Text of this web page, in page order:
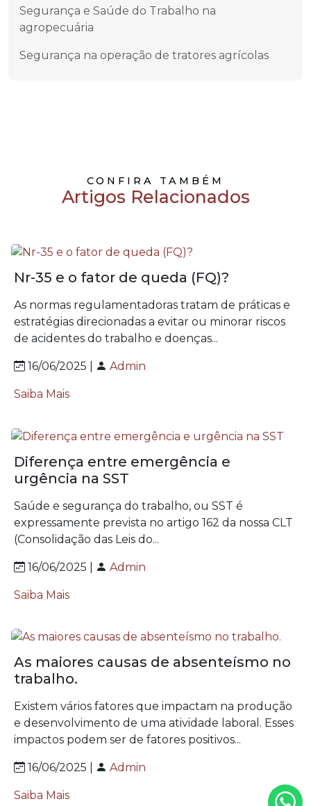
Segurança e Saúde do Trabalho na
agropecuária
Segurança na operação de tratores agrícolas
CONFIRA TAMBÉM
Artigos Relacionados
Nr-35 e o fator de queda (FQ)?
As normas regulamentadoras tratam de práticas e
estratégias direcionadas a evitar ou minorar riscos
de acidentes do trabalho e doenças...
16/06/2025 | Admin
Saiba Mais
Diferença entre emergência e
urgência na SST
Saúde e segurança do trabalho, ou SST é
expressamente prevista no artigo 162 da nossa CLT
(Consolidação das Leis do...
16/06/2025 | Admin
Saiba Mais
As maiores causas de absenteísmo no
trabalho.
Existem vários fatores que impactam na produção
e desenvolvimento de uma atividade laboral. Esses
impactos podem ser de fatores positivos...
16/06/2025 | Admin
Saiba Mais